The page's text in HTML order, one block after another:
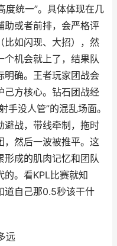
度统一”。具体体现在几
助或者前排，会严格评
比如闪现、大招），然
个机会就上了，结果队
明确。王者玩家团战会
己方核心。钻石团战经
手没人管”的混乱场面。
避战，带线牵制，拖时
，然后一波被推平。这
形成的肌肉记忆和团队
的。看KPL比赛就知
道自己那0.5秒该干什
远